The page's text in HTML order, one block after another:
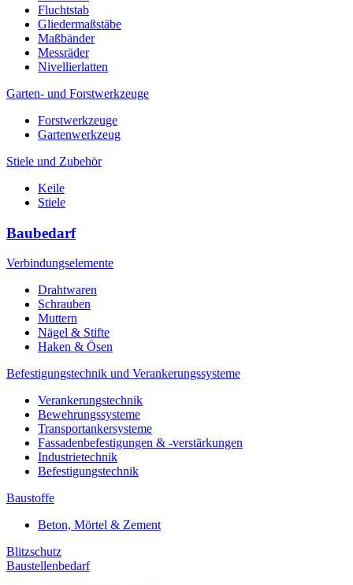
Fluchtstab
Gliedermaßstäbe
Maßbänder
Messräder
Nivellierlatten
Garten- und Forstwerkzeuge
Forstwerkzeuge
Gartenwerkzeug
Stiele und Zubehör
Keile
Stiele
Baubedarf
Verbindungselemente
Drahtwaren
Schrauben
Muttern
Nägel & Stifte
Haken & Ösen
Befestigungstechnik und Verankerungssysteme
Verankerungstechnik
Bewehrungssysteme
Transportankersysteme
Fassadenbefestigungen & -verstärkungen
Industrietechnik
Befestigungstechnik
Baustoffe
Beton, Mörtel & Zement
Blitzschutz
Baustellenbedarf